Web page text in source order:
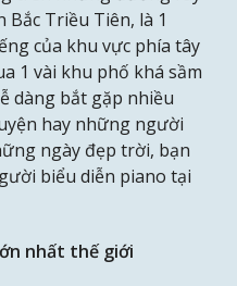
Triều Tiên, là 1
của khu vực phía tây
1 vài khu phố khá sầm
dàng bắt gặp nhiều
hay những người
ngày đẹp trời, bạn
biểu diễn piano tại
nhất thế giới